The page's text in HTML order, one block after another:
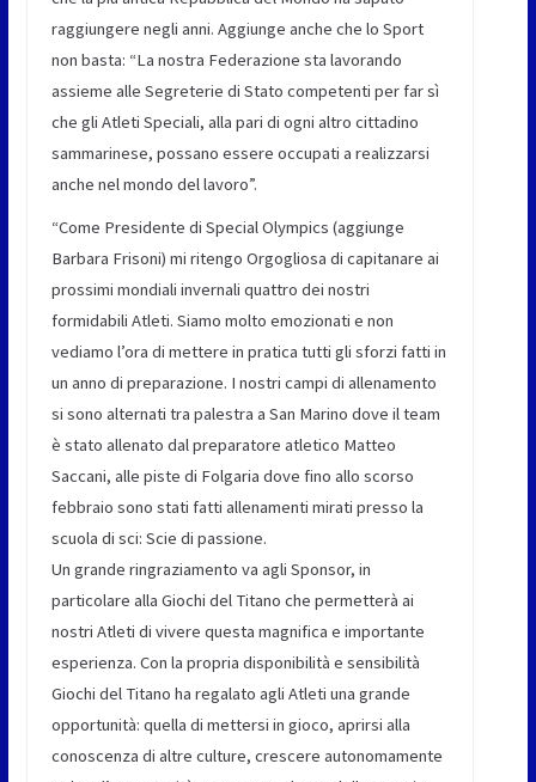
raggiungere negli anni. Aggiunge anche che lo Sport
non basta: “La nostra Federazione sta lavorando
assieme alle Segreterie di Stato competenti per far sì
che gli Atleti Speciali, alla pari di ogni altro cittadino
sammarinese, possano essere occupati a realizzarsi
anche nel mondo del lavoro”.
“Come Presidente di Special Olympics (aggiunge
Barbara Frisoni) mi ritengo Orgogliosa di capitanare ai
prossimi mondiali invernali quattro dei nostri
formidabili Atleti. Siamo molto emozionati e non
vediamo l’ora di mettere in pratica tutti gli sforzi fatti in
un anno di preparazione. I nostri campi di allenamento
si sono alternati tra palestra a San Marino dove il team
è stato allenato dal preparatore atletico Matteo
Saccani, alle piste di Folgaria dove fino allo scorso
febbraio sono stati fatti allenamenti mirati presso la
scuola di sci: Scie di passione.
Un grande ringraziamento va agli Sponsor, in
particolare alla Giochi del Titano che permetterà ai
nostri Atleti di vivere questa magnifica e importante
esperienza. Con la propria disponibilità e sensibilità
Giochi del Titano ha regalato agli Atleti una grande
opportunità: quella di mettersi in gioco, aprirsi alla
conoscenza di altre culture, crescere autonomamente